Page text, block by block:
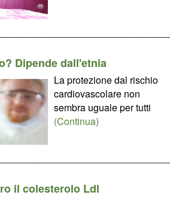
Dipende dall'etnia
La protezione dal rischio
cardiovascolare non
sembra uguale per tutti
(Continua)
il colesterolo Ldl